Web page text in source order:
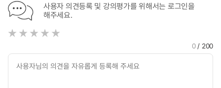
사용자 의견등록 및 강의평가를 위해서는 로그인을
해주세요.
0/ 200